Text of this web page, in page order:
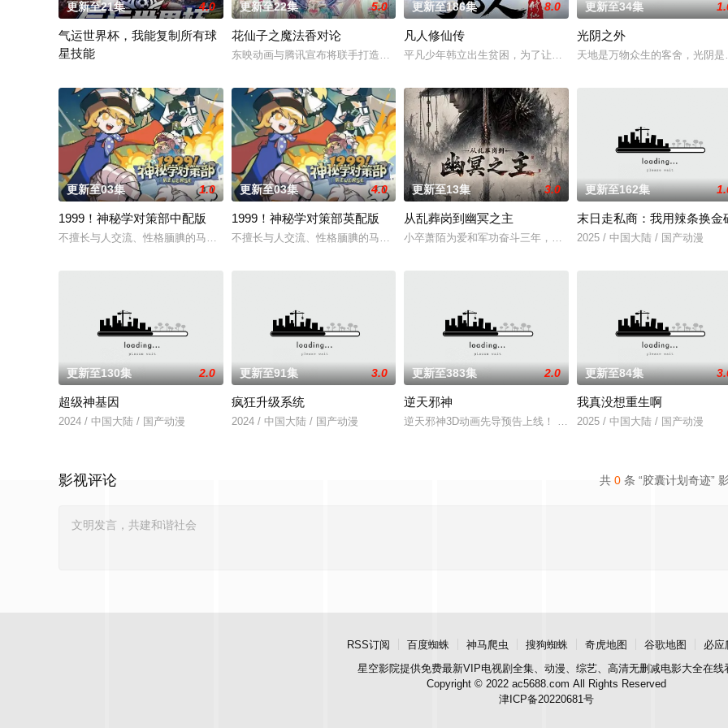
更新至21集 4.0
气运世界杯，我能复制所有球
星技能
更新至22集 5.0
花仙子之魔法香对论
东映动画与腾讯宣布将联手打造『花仙子』全新动画 新作将继承经典、结合潮流、呈现崭新的花仙子世界。
更新至186集 8.0
凡人修仙传
平凡少年韩立出生贫困，为了让家人过上更好的生活，自愿前去七玄
更新至34集
光阴之外
天地是万物众生的客舍，光阴
更新至03集 1.0
1999！神秘学对策部中配版
不擅长与人交流、性格腼腆的马库斯在一场乌龙中意外成为了“神秘学事件对策部”的负责人。面对星锑、兔毛手袋等一众行事乖张、性
更新至03集 4.0
1999！神秘学对策部英配版
不擅长与人交流、性格腼腆的马库斯在一场乌龙中意外成为了“神秘学事件对策部”的负责人。面对星锑、兔
更新至13集 3.0
从乱葬岗到幽冥之主
小卒萧陌为爱和军功奋斗三年，却被恋人柳莺儿与将军之子赵昊联手
更新至162集
末日走私商：我用辣条换金
2025 / 中国大陆 / 国产动漫
更新至130集 2.0
超级神基因
2024 / 中国大陆 / 国产动漫
更新至91集 3.0
疯狂升级系统
2024 / 中国大陆 / 国产动漫
更新至383集 2.0
逆天邪神
逆天邪神3D动画先导预告上线！ 掌天毒之珠，承邪神之血
更新至84集
我真没想重生啊
2025 / 中国大陆 / 国产动漫
共 0 条 “胶囊计划奇迹”
影视评论
RSS订阅 百度蜘蛛 神马爬虫 搜狗蜘蛛 奇虎地图 谷歌地图
必应
星空影院提供免费最新VIP电视剧全集、动漫、综艺、高清无删减电影大全在线
Copyright © 2022 ac5688.com All Rights Reserved
津ICP备20220681号